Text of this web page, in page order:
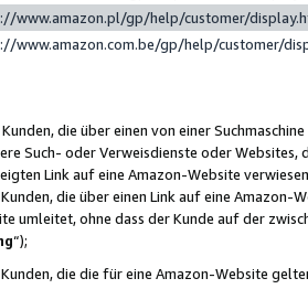
www.amazon.pl/gp/help/customer/
www.amazon.com.be/gp/help/customer/
die über einen von einer
Such- oder Verweisdienste oder Websites,
Link auf eine Amazon-Website
die über einen Link auf eine
umleitet, ohne dass der Kunde auf der
“);
die die für eine Amazon-Website